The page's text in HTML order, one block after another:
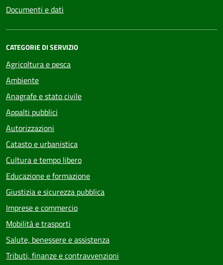
Documenti e dati
CATEGORIE DI SERVIZIO
Agricoltura e pesca
Ambiente
Anagrafe e stato civile
Appalti pubblici
Autorizzazioni
Catasto e urbanistica
Cultura e tempo libero
Educazione e formazione
Giustizia e sicurezza pubblica
Imprese e commercio
Mobilità e trasporti
Salute, benessere e assistenza
Tributi, finanze e contravvenzioni